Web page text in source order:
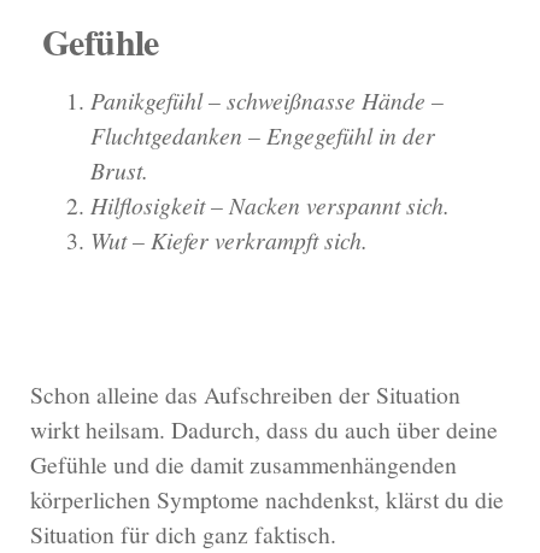
Gefühle
Panikgefühl – schweißnasse Hände –
Fluchtgedanken – Engegefühl in der
Brust.
Hilflosigkeit – Nacken verspannt sich.
Wut – Kiefer verkrampft sich.
Schon alleine das Aufschreiben der Situation
wirkt heilsam. Dadurch, dass du auch über deine
Gefühle und die damit zusammenhängenden
körperlichen Symptome nachdenkst, klärst du die
Situation für dich ganz faktisch.